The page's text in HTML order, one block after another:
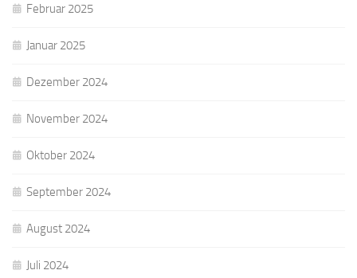
Februar 2025
Januar 2025
Dezember 2024
November 2024
Oktober 2024
September 2024
August 2024
Juli 2024